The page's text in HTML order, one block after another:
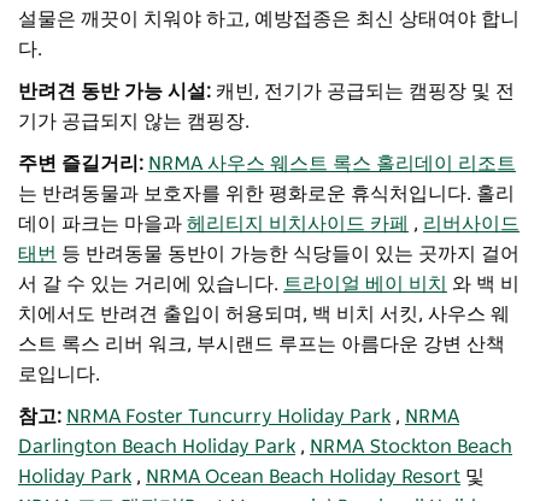
설물은 깨끗이 치워야 하고, 예방접종은 최신 상태여야 합니
다.
반려견 동반 가능 시설: 캐빈, 전기가 공급되는 캠핑장 및 전
기가 공급되지 않는 캠핑장.
주변 즐길거리: NRMA 사우스 웨스트 록스 홀리데이 리조트
는 반려동물과 보호자를 위한 평화로운 휴식처입니다. 홀리
데이 파크는 마을과 헤리티지 비치사이드 카페 , 리버사이드
태번 등 반려동물 동반이 가능한 식당들이 있는 곳까지 걸어
서 갈 수 있는 거리에 있습니다. 트라이얼 베이 비치
와 백 비
치에서도 반려견 출입이 허용되며, 백 비치 서킷, 사우스 웨
스트 록스 리버 워크, 부시랜드 루프는 아름다운 강변 산책
로입니다.
참고: NRMA Foster Tuncurry Holiday Park , NRMA
Darlington Beach Holiday Park , NRMA Stockton Beach
Holiday Park , NRMA Ocean Beach Holiday Resort 및